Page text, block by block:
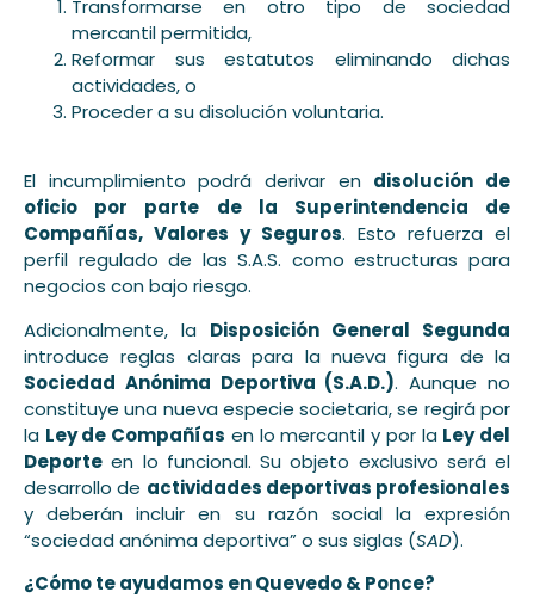
Transformarse en otro tipo de sociedad
mercantil permitida,
Reformar sus estatutos eliminando dichas
actividades, o
Proceder a su disolución voluntaria.
El incumplimiento podrá derivar en disolución de
oficio por parte de la Superintendencia de
Compañías, Valores y Seguros. Esto refuerza el
perfil regulado de las S.A.S. como estructuras para
negocios con bajo riesgo.
Adicionalmente, la Disposición General Segunda
introduce reglas claras para la nueva figura de la
Sociedad Anónima Deportiva (S.A.D.). Aunque no
constituye una nueva especie societaria, se regirá por
la Ley de Compañías en lo mercantil y por la Ley del
Deporte en lo funcional. Su objeto exclusivo será el
desarrollo de actividades deportivas profesionales
y deberán incluir en su razón social la expresión
“sociedad anónima deportiva” o sus siglas (SAD).
¿Cómo te ayudamos en Quevedo & Ponce?